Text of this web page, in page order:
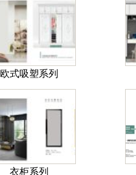
欧式吸塑系列
衣柜系列